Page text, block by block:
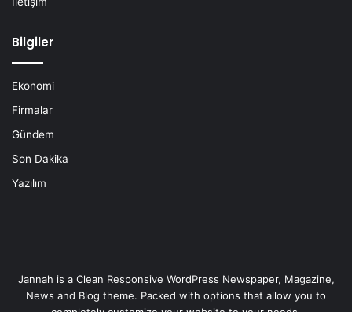
Bilgiler
Ekonomi
Firmalar
Gündem
Son Dakika
Yazılım
Jannah is a Clean Responsive WordPress Newspaper, Magazine,
News and Blog theme. Packed with options that allow you to